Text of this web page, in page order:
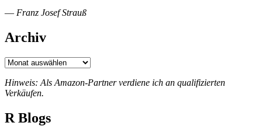
— Franz Josef Strauß
Archiv
Archiv
Hinweis: Als Amazon-Partner verdiene ich an qualifizierten
Verkäufen.
R Blogs